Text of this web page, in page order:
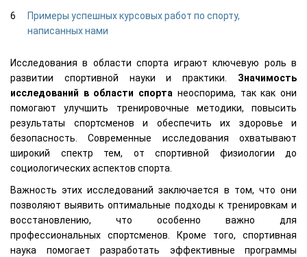
Примеры успешных курсовых работ по спорту,
написанных нами
Исследования в области спорта играют ключевую роль в
развитии спортивной науки и практики. Значимость
исследований в области спорта неоспорима, так как они
помогают улучшить тренировочные методики, повысить
результаты спортсменов и обеспечить их здоровье и
безопасность. Современные исследования охватывают
широкий спектр тем, от спортивной физиологии до
социологических аспектов спорта.
Важность этих исследований заключается в том, что они
позволяют выявить оптимальные подходы к тренировкам и
восстановлению, что особенно важно для
профессиональных спортсменов. Кроме того, спортивная
наука помогает разработать эффективные программы